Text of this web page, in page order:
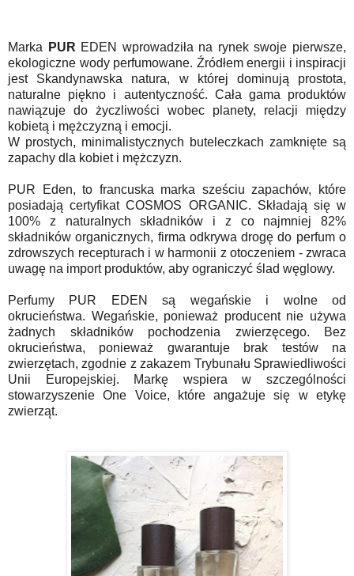
Marka PUR EDEN wprowadziła na rynek swoje pierwsze,
ekologiczne wody perfumowane. Źródłem energii i inspiracji
jest Skandynawska natura, w której dominują prostota,
naturalne piękno i autentyczność. Cała gama produktów
nawiązuje do życzliwości wobec planety, relacji między
kobietą i mężczyzną i emocji.
W prostych, minimalistycznych buteleczkach zamknięte są
zapachy dla kobiet i mężczyzn.
PUR Eden, to francuska marka sześciu zapachów, które
posiadają certyfikatCOSMOS ORGANIC. Składają się w
100% z naturalnych składników i z co najmniej 82%
składników organicznych, firma odkrywa drogę do perfum o
zdrowszych recepturach i w harmonii z otoczeniem - zwraca
uwagę na import produktów, aby ograniczyć ślad węglowy.
Perfumy PUR EDEN są wegańskie i wolne od
okrucieństwa. Wegańskie, ponieważ producent nie używa
żadnych składników pochodzenia zwierzęcego. Bez
okrucieństwa, ponieważ gwarantuje brak testów na
zwierzętach, zgodnie z zakazem Trybunału Sprawiedliwości
Unii Europejskiej. Markę wspiera w szczegó lności
stowarzyszenie One Voice, które angażuje się w etykę
zwierząt.